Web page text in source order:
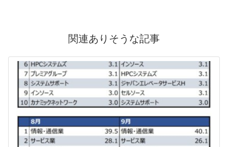
関連ありそうな記事